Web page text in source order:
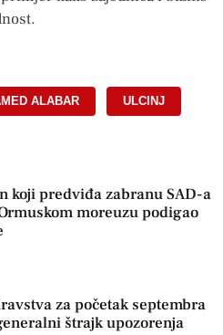
ALABAR ULCINJ
koji predviđa zabranu SAD-a
moreuzu podigao
za početak septembra
štrajk upozorenja